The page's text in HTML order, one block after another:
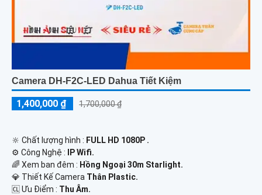
Camera DH-F2C-LED Dahua Tiết Kiệm
1,400,000 ₫ 1,700,000 ₫
🔆 Chất lượng hình : FULL HD 1080P .
⚙ Công Nghệ :
IP Wifi.
🌈 Xem ban đêm : Hồng Ngoại 30m Starlight.
💎 Thiết Kế Camera Thân Plastic.
️🆑 Ưu Điểm : Thu Âm.